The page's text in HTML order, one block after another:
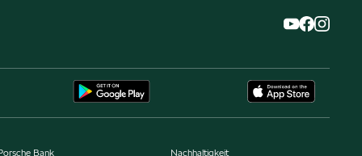
Bank
Nachhaltigkeit